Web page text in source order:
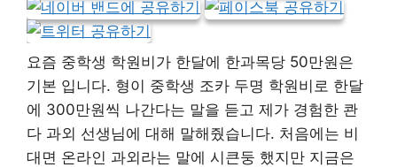
요즘 중학생 학원비가 한달에 한과목당 50만원은
기본 입니다. 형이 중학생 조카 두명 학원비로 한달
에 300만원씩 나간다는 말을 듣고 제가 경험한 콴
다 과외 선생님에 대해 말해줬습니다. 처음에는 비
대면 온라인 과외라는 말에 시큰둥 했지만 지금은